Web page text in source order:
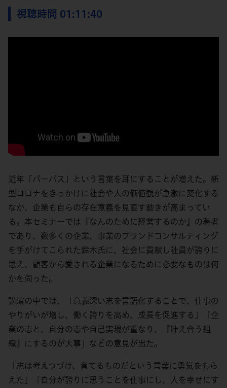
視聴時間 01:11:40
近年「パーパス」という言葉を耳にすることが増えた。新
型コロナをきっかけに社会や人の価値観が急激に変化する
なか、企業も自らの存在意義を見直す動きが高まってい
る。本セミナーでは『なんのために経営するのか』の著者
であり、数多くの企業、事業のブランドコンサルティング
を手がけてこられた鈴木氏に、社会に貢献し社員が誇りに
思え、顧客から愛される企業になるために必要なものは何
かを伺った。
講演の中では、「意義深い志を言語化することで、仕事の
やりがいが増し、働く誇りを高め、成長を促進する」「企
業の志と、自分の志や自己実現が重なり、『叶え合う組
織』にするのが大事」などの意見が出た。
「志は考えつづけ、育てるものだという言葉に勇気をもら
えた」「自分が誇りに思うことを仕事にし、人を幸せにす